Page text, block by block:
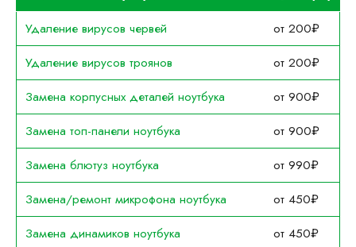
Удаление вирусов червей
от 200₽
Удаление вирусов троянов
от 200₽
Замена корпусных деталей ноутбука
от 900₽
Замена топ-панели ноутбука
от 900₽
Замена блютуз ноутбука
от 990₽
Замена/ремонт микрофона ноутбука
от 450₽
Замена динамиков ноутбука
от 450₽